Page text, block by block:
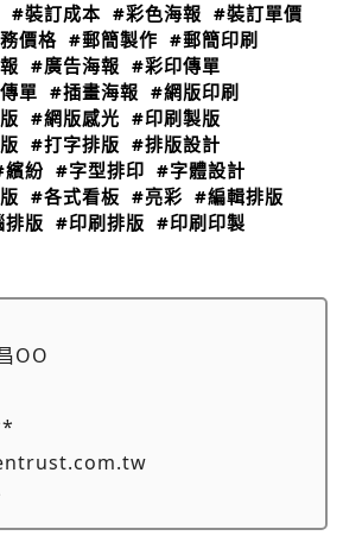
#裝訂成本 #彩色海報 #裝訂單價
價格 #郵簡製作 #郵簡印刷
#廣告海報 #彩印傳單
單 #插畫海報 #網版印刷
#網版感光 #印刷製版
#打字排版 #排版設計
紛 #字型排印 #字體設計
#各式看板 #亮彩 #編輯排版
版 #印刷排版 #印刷印製
OO